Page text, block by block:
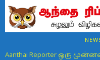
Aanthai Reporter ஒரு